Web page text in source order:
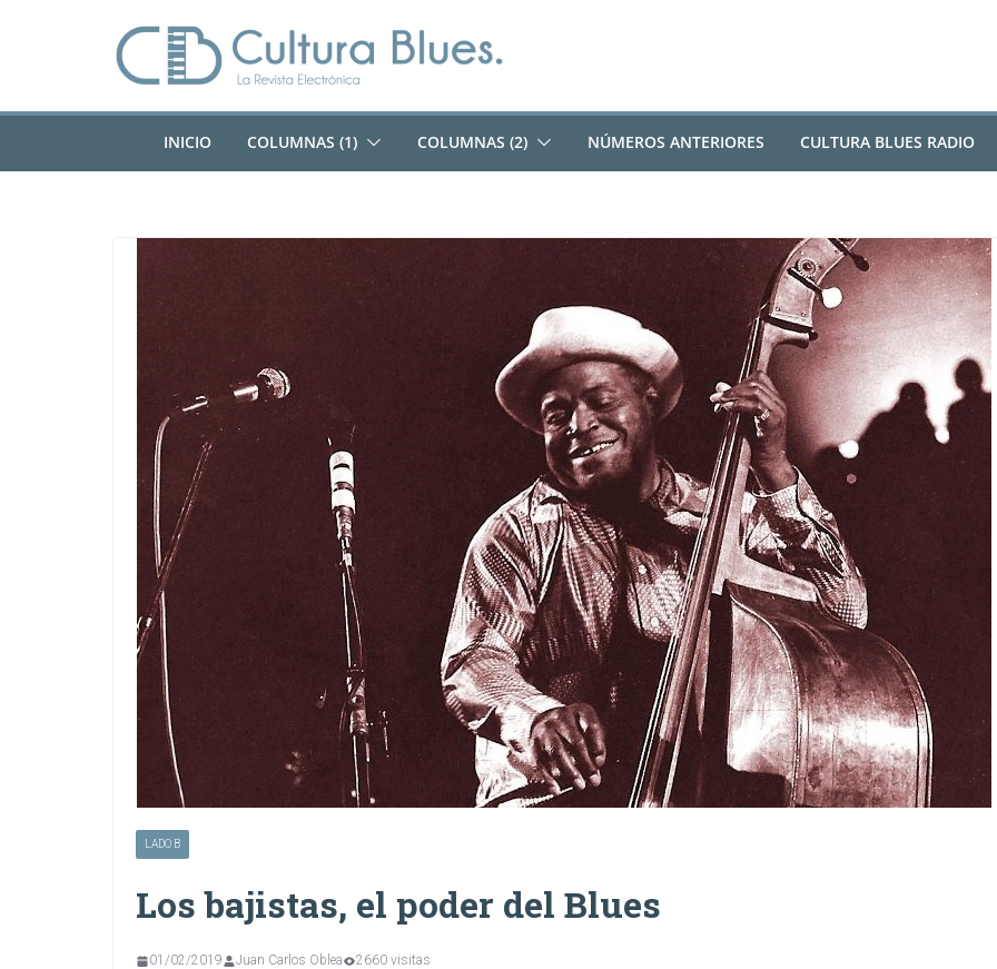
INICIO COLUMNAS (1) COLUMNAS (2) NÚMEROS ANTERIORES CULTURA BLUES RADIO
LADO B
Los bajistas, el poder del Blues
01/02/2019 Juan Carlos Oblea 2660 visitas